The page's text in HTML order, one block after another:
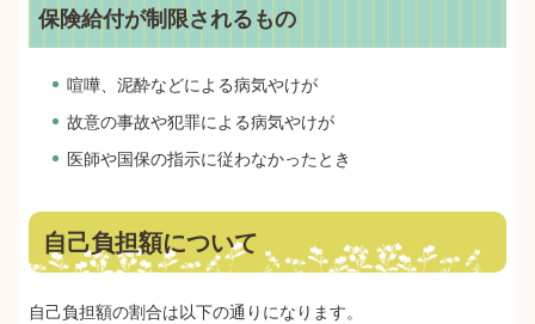
保険給付が制限されるもの
喧嘩、泥酔などによる病気やけが
故意の事故や犯罪による病気やけが
医師や国保の指示に従わなかったとき
自己負担額について
自己負担額の割合は以下の通りになります。